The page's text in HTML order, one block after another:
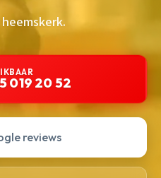
019 20 52
reviews